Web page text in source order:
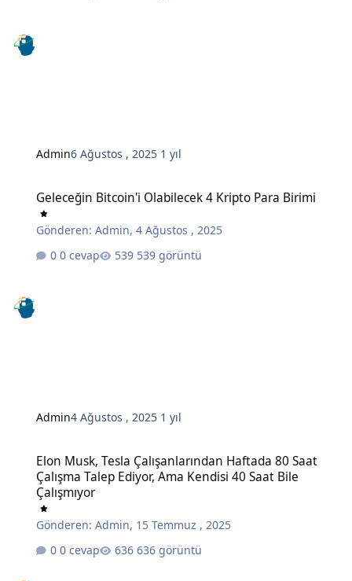
Admin6 Ağustos , 2025 1 yıl
Geleceğin Bitcoin'i Olabilecek 4 Kripto Para Birimi
Gönderen:Admin,4 Ağustos , 2025
0 cevap
539 görüntü
Admin4 Ağustos , 2025 1 yıl
Elon Musk, Tesla Çalışanlarından Haftada 80 Saat
Çalışma Talep Ediyor, Ama Kendisi 40 Saat Bile
Çalışmıyor
Gönderen:Admin, 15 Temmuz , 2025
0 cevap
636 görüntü